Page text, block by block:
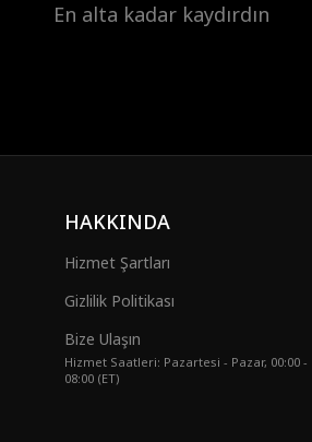
En alta kadar kaydırdın
HAKKINDA
Hizmet Şartları
Gizlilik Politikası
Bize Ulaşın
Hizmet Saatleri: Pazartesi - Pazar, 00:00 -
08:00 (ET)